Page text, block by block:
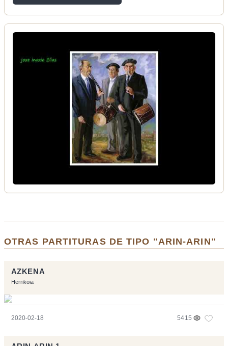
OTRAS PARTITURAS DE TIPO "ARIN-ARIN"
AZKENA
Herrikoia
2020-02-18 5415